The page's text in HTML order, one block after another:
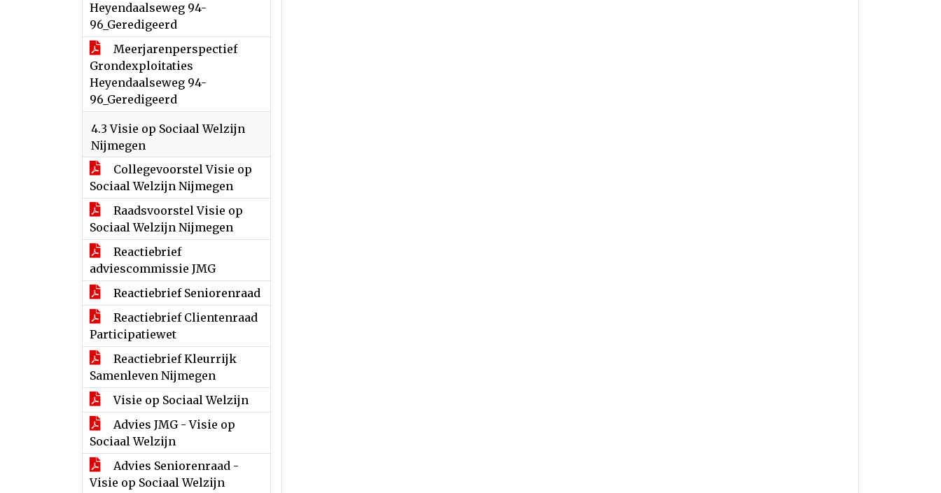
Heyendaalseweg 94-
96_Geredigeerd
Meerjarenperspectief
Grondexploitaties
Heyendaalseweg 94-
96_Geredigeerd
4.3 Visie op Sociaal Welzijn
Nijmegen
Collegevoorstel Visie op
Sociaal Welzijn Nijmegen
Raadsvoorstel Visie op
Sociaal Welzijn Nijmegen
Reactiebrief
adviescommissie JMG
Reactiebrief Seniorenraad
Reactiebrief Clientenraad
Participatiewet
Reactiebrief Kleurrijk
Samenleven Nijmegen
Visie op Sociaal Welzijn
Advies JMG - Visie op
Sociaal Welzijn
Advies Seniorenraad -
Visie op Sociaal Welzijn